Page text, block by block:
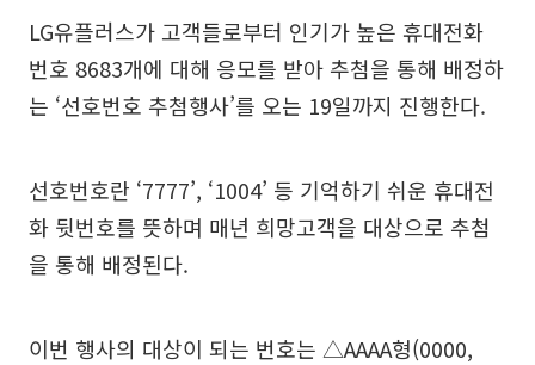
LG유플러스가 고객들로부터 인기가 높은 휴대전화
번호 8683개에 대해 응모를 받아 추첨을 통해 배정하
는 ‘선호번호 추첨행사’를 오는 19일까지 진행한다.
선호번호란 ‘7777’, ‘1004’ 등 기억하기 쉬운 휴대전
화 뒷번호를 뜻하며 매년 희망고객을 대상으로 추첨
을 통해 배정된다.
이번 행사의 대상이 되는 번호는 △AAAA형(0000,